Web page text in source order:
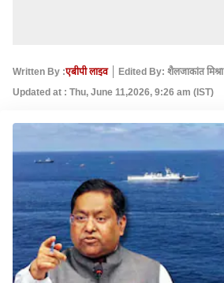
Written By :एबीपी लाइव
Edited By: शैलजाकांत मिश्रा
Updated at : Thu, June 11,2026, 9:26 am (IST)